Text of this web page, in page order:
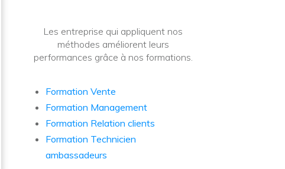
Les entreprise qui appliquent nos
méthodes améliorent leurs
performances grâce à nos formations.
Formation Vente
Formation Management
Formation Relation clients
Formation Technicien
ambassadeurs